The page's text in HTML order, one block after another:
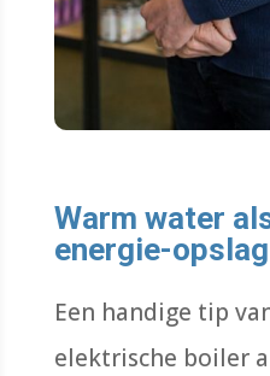
Warm water
energie-opslag
Een handige tip
elektrische boiler